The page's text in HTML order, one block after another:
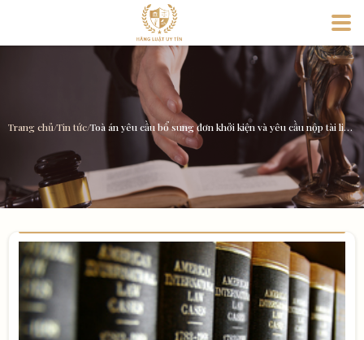
Trang chủ/Tin tức/ Toà án yêu cầu bổ sung đơn khởi kiện và yêu cầu nộp tài liệu chứng minh